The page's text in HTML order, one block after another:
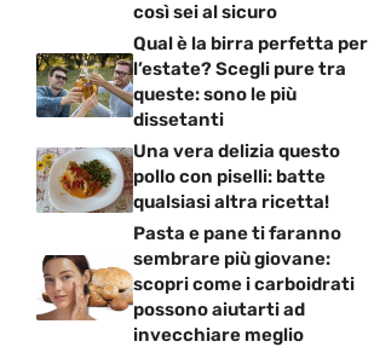
così sei al sicuro
Qual è la birra perfetta per
l’estate? Scegli pure tra
queste: sono le più
dissetanti
Una vera delizia questo
pollo con piselli: batte
qualsiasi altra ricetta!
Pasta e pane ti faranno
sembrare più giovane:
scopri come i carboidrati
possono aiutarti ad
invecchiare meglio